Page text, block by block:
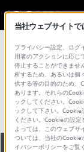
総合サポ
KV-
全て ダウン
当社ウェブサイトで
プライバシー設定、ログ
用者のアクションに応じ
停止することができませ
析するため、あるいは個
供する等の目的のため、
あります。それらの
ックしてください。
ックして下さい。
ください。Cookieの設
よっては、このウェブサ
ついては、当社のCookie
イバシーポリシーをご覧